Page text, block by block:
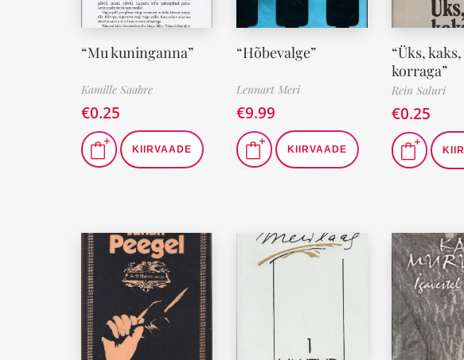
“Mu kuninganna”
Kamille Saabre
€0.25
KIIRVAADE
“Hõbevalge”
Lennart Meri
€9.99
KIIRVAADE
“Üks,
korraga”
Rein Saluri
€0.25